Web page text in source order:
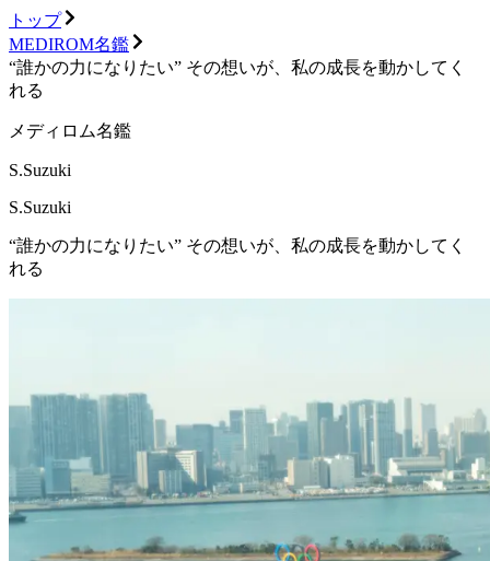
トップ
MEDIROM名鑑
“誰かの力になりたい” その想いが、私の成長を動かしてく
れる
メディロム名鑑
S.Suzuki
S.Suzuki
“誰かの力になりたい” その想いが、私の成長を動かしてく
れる